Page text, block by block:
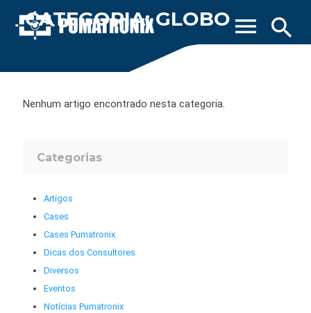
search
menu
CATEGORIA: GLOBO
Nenhum artigo encontrado nesta categoria.
Categorias
Artigos
Cases
Cases Pumatronix
Dicas dos Consultores
Diversos
Eventos
Notícias Pumatronix